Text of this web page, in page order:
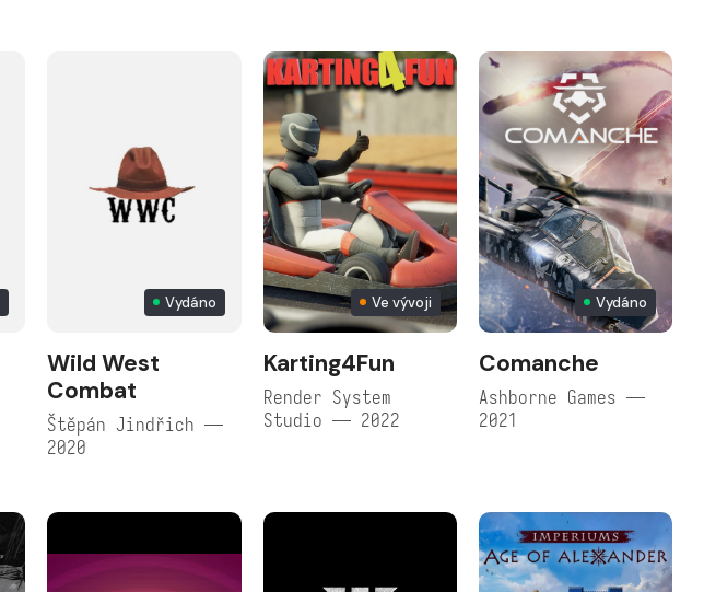
Vydáno
Wild West
Combat
Štěpán Jindřich —
2020
Ve vývoji
Karting4Fun
Render System
Studio — 2022
Vydáno
Comanche
Ashborne Games —
2021